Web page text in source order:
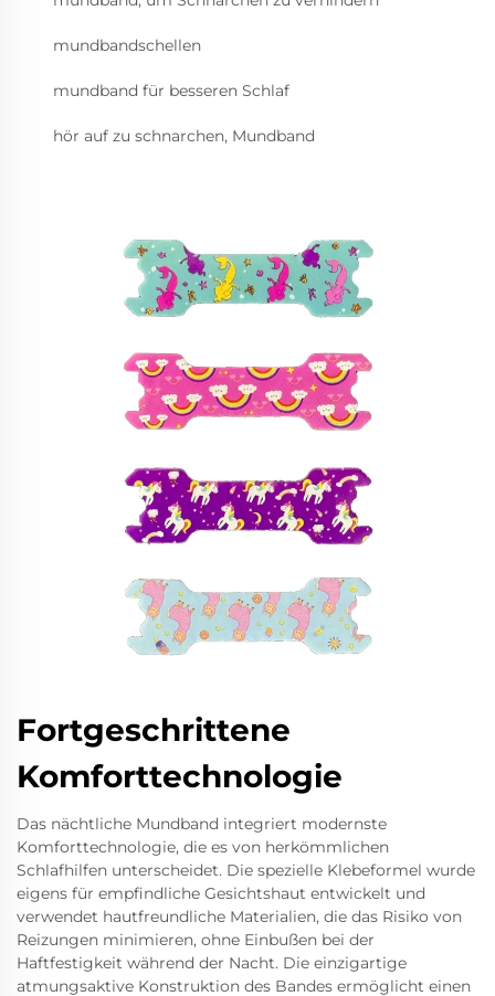
mundbandschellen
mundband für besseren Schlaf
hör auf zu schnarchen, Mundband
Fortgeschrittene
Komforttechnologie
Das nächtliche Mundband integriert modernste
Komforttechnologie, die es von herkömmlichen
Schlafhilfen unterscheidet. Die spezielle Klebeformel wurde
eigens für empfindliche Gesichtshaut entwickelt und
verwendet hautfreundliche Materialien, die das Risiko von
Reizungen minimieren, ohne Einbußen bei der
Haftfestigkeit während der Nacht. Die einzigartige
atmungsaktive Konstruktion des Bandes ermöglicht einen